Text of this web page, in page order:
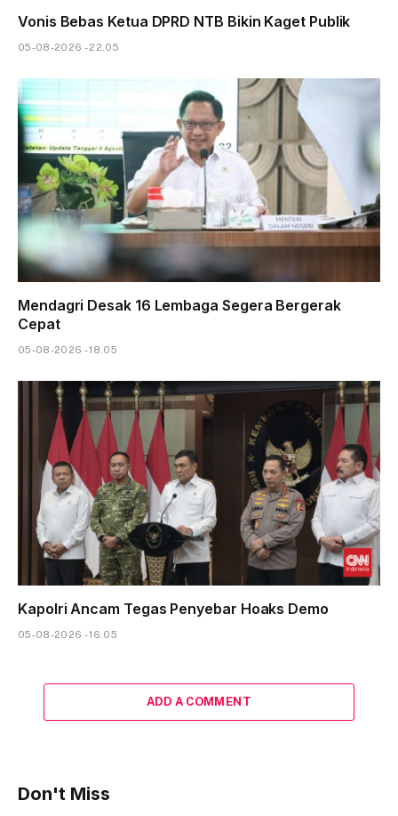
Vonis Bebas Ketua DPRD NTB Bikin Kaget Publik
05-08-2026 - 22.05
Mendagri Desak 16 Lembaga Segera Bergerak
Cepat
05-08-2026 - 18.05
Kapolri Ancam Tegas Penyebar Hoaks Demo
05-08-2026 - 16.05
ADD A COMMENT
Don't Miss